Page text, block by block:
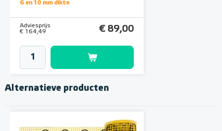
6 en 10 mm dikte
Adviesprijs
€ 164,49
€ 89,00
Alternatieve producten